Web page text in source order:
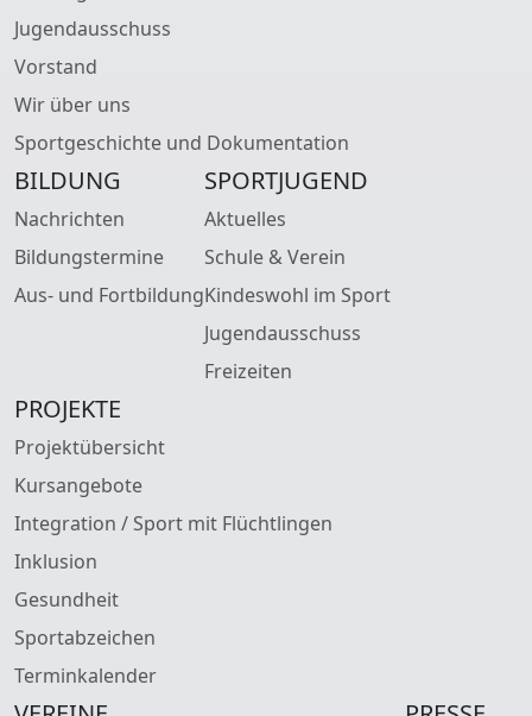
Jugendausschuss
Vorstand
Wir über uns
Sportgeschichte und Dokumentation
BILDUNG
Nachrichten
Bildungstermine
Aus- und Fortbildung
SPORTJUGEND
Aktuelles
Schule & Verein
Kindeswohl im Sport
Jugendausschuss
Freizeiten
PROJEKTE
Projektübersicht
Kursangebote
Integration / Sport mit Flüchtlingen
Inklusion
Gesundheit
Sportabzeichen
Terminkalender